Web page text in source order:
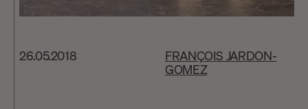
26.05.2018
FRANÇOIS JARDON-
GOMEZ